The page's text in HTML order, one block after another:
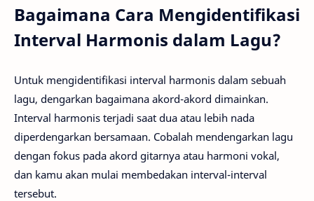
Bagaimana Cara Mengidentifikasi
Interval Harmonis dalam Lagu?
Untuk mengidentifikasi interval harmonis dalam sebuah
lagu, dengarkan bagaimana akord-akord dimainkan.
Interval harmonis terjadi saat dua atau lebih nada
diperdengarkan bersamaan. Cobalah mendengarkan lagu
dengan fokus pada akord gitarnya atau harmoni vokal,
dan kamu akan mulai membedakan interval-interval
tersebut.